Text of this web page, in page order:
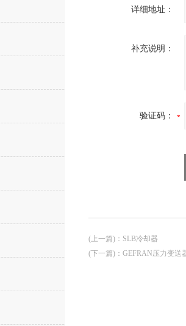
详细地址：
补充说明：
验证码：
(上一篇) ： SLB冷却器
(下一篇) ： GEFRAN压力变送